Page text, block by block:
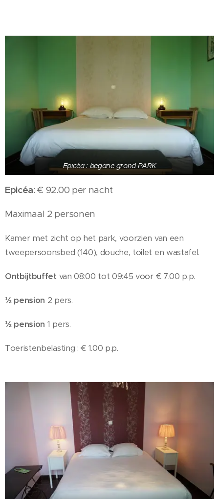
Epicéa : begane grond PARK
Epicéa: € 92.00 per nacht
Maximaal 2 personen
Kamer met zicht op het park, voorzien van een
tweepersoonsbed (140), douche, toilet en wastafel.
Ontbijtbuffet van 08:00 tot 09:45 voor € 7.00 p.p.
½ pension 2 pers.
½ pension 1 pers.
Toeristenbelasting : € 1.00 p.p.